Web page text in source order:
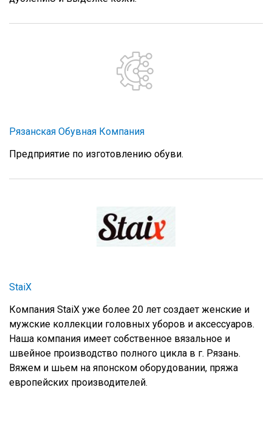
Рязанская Обувная Компания
Предприятие по изготовлению обуви.
StaiX
Компания StaiX уже более 20 лет создает женские и
мужские коллекции головных уборов и аксессуаров.
Наша компания имеет собственное вязальное и
швейное производство полного цикла в г. Рязань.
Вяжем и шьем на японском оборудовании, пряжа
европейских производителей.